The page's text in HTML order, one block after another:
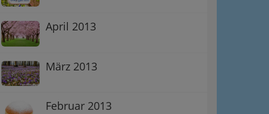
April 2013
März 2013
Februar 2013